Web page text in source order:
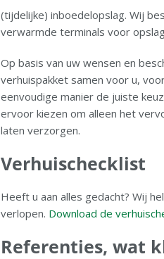
(tijdelijke) inboedelopslag. Wij
verwarmde terminals voor
Op basis van uw wensen en
verhuispakket samen voor u,
eenvoudige manier de juiste
ervoor kiezen om alleen het
laten verzorgen.
Verhuischecklist
Heeft u aan alles gedacht? Wij
verlopen. Download de
Referenties, wat